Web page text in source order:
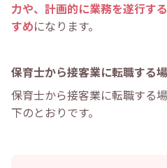
力や、計画的に業務を遂行す
すめになります。
保育士から接客業に転職する
保育士から接客業に転職する
下のとおりです。